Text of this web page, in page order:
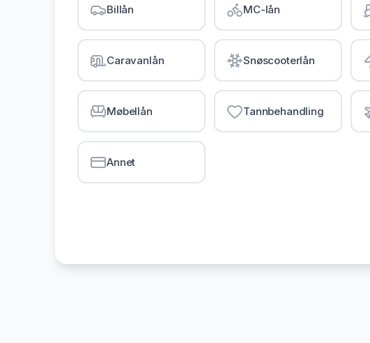
Billån MC-lån
Caravanlån Snøscooterlån
Møbellån Tannbehandling
Annet